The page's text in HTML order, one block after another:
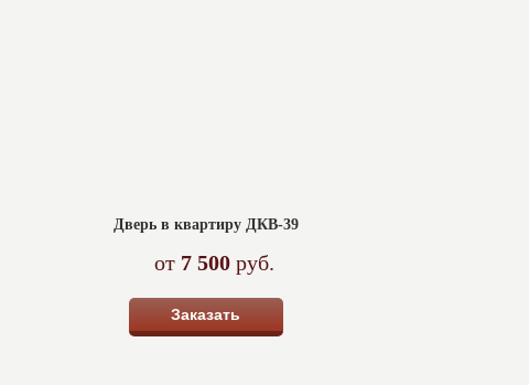
Дверь в квартиру ДКВ-39
от 7 500 руб.
Заказать